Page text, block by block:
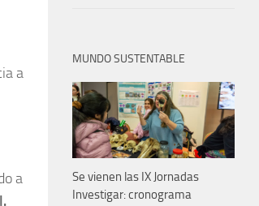
a
a
MUNDO SUSTENTABLE
Se vienen las IX Jornadas
Investigar: cronograma